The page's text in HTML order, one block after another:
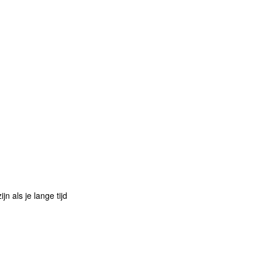
als je lange tijd